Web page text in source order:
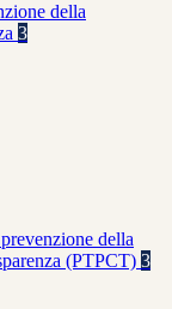
della
3
della
(PTPCT) 3